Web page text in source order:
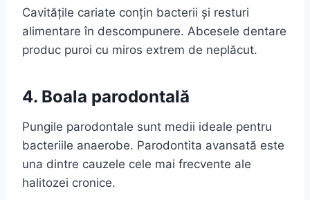
Cavitățile cariate conțin bacterii și resturi
alimentare în descompunere. Abcesele dentare
produc puroi cu miros extrem de neplăcut.
4. Boala parodontală
Pungile parodontale sunt medii ideale pentru
bacteriile anaerobe. Parodontita avansată este
una dintre cauzele cele mai frecvente ale
halitozei cronice.